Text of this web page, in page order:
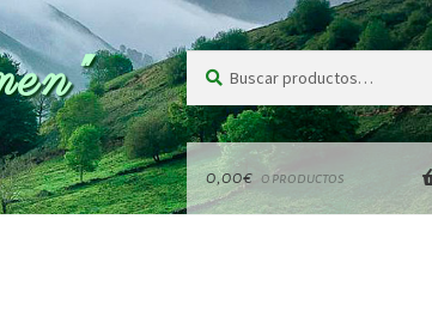
Buscar
por:
Buscar
0,00€ 0 productos